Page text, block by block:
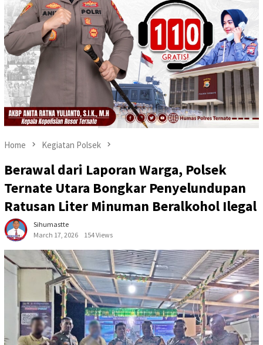
Home Kegiatan Polsek
Berawal dari Laporan Warga, Polsek
Ternate Utara Bongkar Penyelundupan
Ratusan Liter Minuman Beralkohol Ilegal
Sihumastte
March 17, 2026
154 Views